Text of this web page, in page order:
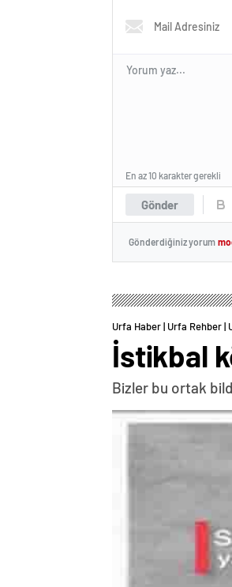
Gönder
En az 10 karakter gerekli
Gönderdiğiniz yorum
Urfa Haber | Urfa Rehber |
İstikbal
Bizler bu ortak